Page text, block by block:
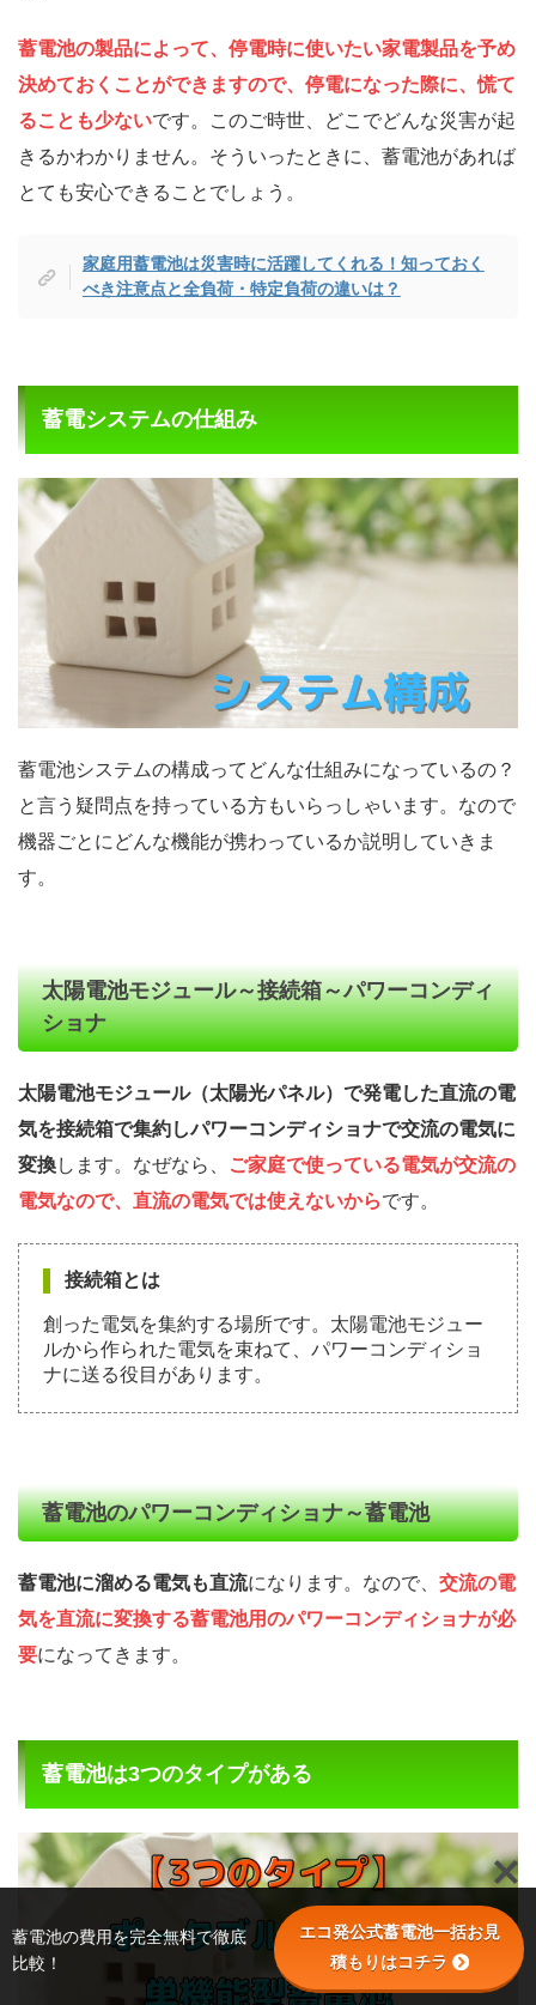
蓄電池の製品によって、停電時に使いたい家電製品を予め
決めておくことができますので、停電になった際に、慌て
ることも少ないです。このご時世、どこでどんな災害が起
きるかわかりません。そういったときに、蓄電池があれば
とても安心できることでしょう。
家庭用蓄電池は災害時に活躍してくれる！知っておく
べき注意点と全負荷・特定負荷の違いは？
蓄電システムの仕組み
蓄電池システムの構成ってどんな仕組みになっているの？
と言う疑問点を持っている方もいらっしゃいます。なので
機器ごとにどんな機能が携わっているか説明していきま
す。
太陽電池モジュール～接続箱～パワーコンディ
ショナ
太陽電池モジュール（太陽光パネル）で発電した直流の電
気を接続箱で集約しパワーコンディショナで交流の電気に
変換します。なぜなら、
ご家庭で使っている電気が交流の
電気なので、直流の電気では使えないからです。
接続箱とは
創った電気を集約する場所です。太陽電池モジュー
ルから作られた電気を束ねて、パワーコンディショ
ナに送る役目があります。
蓄電池のパワーコンディショナ～蓄電池
蓄電池に溜める電気も直流になります。なので、 交流の電
気を直流に変換する蓄電池用のパワーコンディショナが必
要になってきます。
蓄電池は3つのタイプがある
蓄電池の費用を完全無料で徹底
比較！
エコ発公式蓄電池一括お見
積もりはコチラ